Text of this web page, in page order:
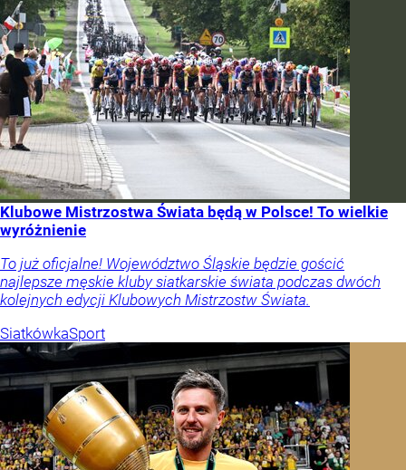
Klubowe Mistrzostwa Świata będą w Polsce! To wielkie
wyróżnienie
To już oficjalne! Województwo Śląskie będzie gościć
najlepsze męskie kluby siatkarskie świata podczas dwóch
kolejnych edycji Klubowych Mistrzostw Świata.
SiatkówkaSport